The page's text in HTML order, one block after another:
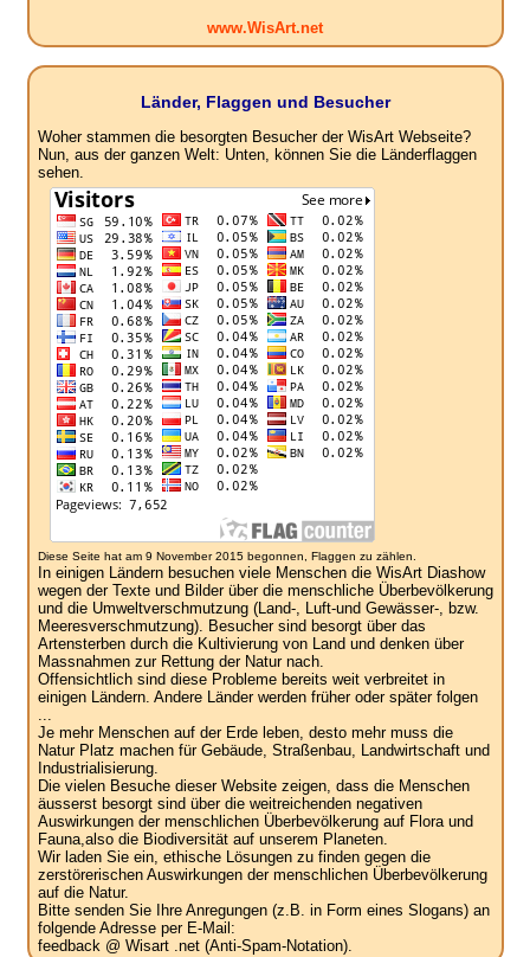
www.WisArt.net
Länder, Flaggen und Besucher
Woher stammen die besorgten Besucher der WisArt Webseite?
Nun, aus der ganzen Welt: Unten, können Sie die Länderflaggen
sehen.
Diese Seite hat am 9 November 2015 begonnen, Flaggen zu zählen.
In einigen Ländern besuchen viele Menschen die WisArt Diashow
wegen der Texte und Bilder über die menschliche Überbevölkerung
und die Umweltverschmutzung (Land-, Luft-und Gewässer-, bzw.
Meeresverschmutzung). Besucher sind besorgt über das
Artensterben durch die Kultivierung von Land und denken über
Massnahmen zur Rettung der Natur nach.
Offensichtlich sind diese Probleme bereits weit verbreitet in
einigen Ländern. Andere Länder werden früher oder später folgen
...
Je mehr Menschen auf der Erde leben, desto mehr muss die
Natur Platz machen für Gebäude, Straßenbau, Landwirtschaft und
Industrialisierung.
Die vielen Besuche dieser Website zeigen, dass die Menschen
äusserst besorgt sind über die weitreichenden negativen
Auswirkungen der menschlichen Überbevölkerung auf Flora und
Fauna,also die Biodiversität auf unserem Planeten.
Wir laden Sie ein, ethische Lösungen zu finden gegen die
zerstörerischen Auswirkungen der menschlichen Überbevölkerung
auf die Natur.
Bitte senden Sie Ihre Anregungen (z.B. in Form eines Slogans) an
folgende Adresse per E-Mail:
feedback @ Wisart .net (Anti-Spam-Notation).